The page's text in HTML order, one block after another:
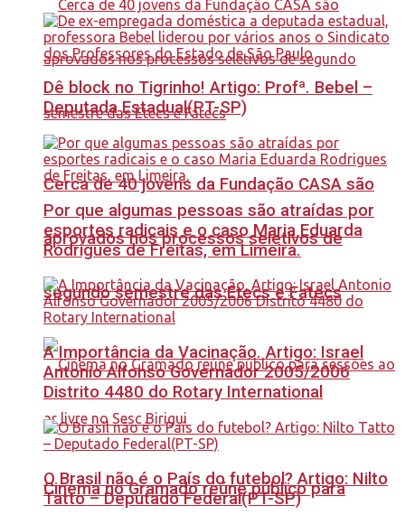
Cerca de 40 jovens da Fundação CASA são
aprovados nos processos seletivos de
segundo semestre das Etecs e Fatecs
Cinema no Gramado reúne público para
Dê block no Tigrinho! Artigo: Profª. Bebel –
Deputada Estadual(PT-SP)
Por que algumas pessoas são atraídas por
esportes radicais e o caso Maria Eduarda
Rodrigues de Freitas, em Limeira.
A Importância da Vacinação. Artigo: Israel
Antonio Alfonso Governador 2005/2006
Distrito 4480 do Rotary International
O Brasil não é o País do futebol? Artigo: Nilto
Tatto – Deputado Federal(PT-SP)